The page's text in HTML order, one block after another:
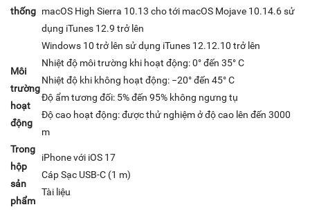
thống macOS High Sierra 10.13 cho tới macOS Mojave 10.14.6 sử
dụng iTunes 12.9 trở lên
Windows 10 trở lên sử dụng iTunes 12.12.10 trở lên
Môi
trường
hoạt
động
Nhiệt độ môi trường khi hoạt động: 0° đến 35° C
Nhiệt độ khi không hoạt động: −20° đến 45° C
Độ ẩm tương đối: 5% đến 95% không ngưng tụ
Độ cao hoạt động: được thử nghiệm ở độ cao lên đến 3000
m
Trong
hộp
sản
phẩm
iPhone với iOS 17
Cáp Sạc USB-C (1 m)
Tài liệu